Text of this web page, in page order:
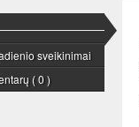
sveikinimai
( 0 )